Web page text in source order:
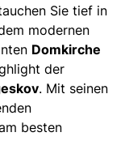
Sie tief in
modernen
Domkirche
der
. Mit seinen
besten